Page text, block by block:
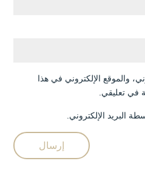
والموقع الإلكتروني في هذا
في تعليقي.
البريد الإلكتروني.